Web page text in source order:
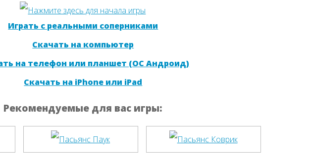
Играть с реальными соперниками
Скачать на компьютер
на телефон или планшет (ОС Андроид)
Скачать на iPhone или iPad
Рекомендуемые для вас игры: